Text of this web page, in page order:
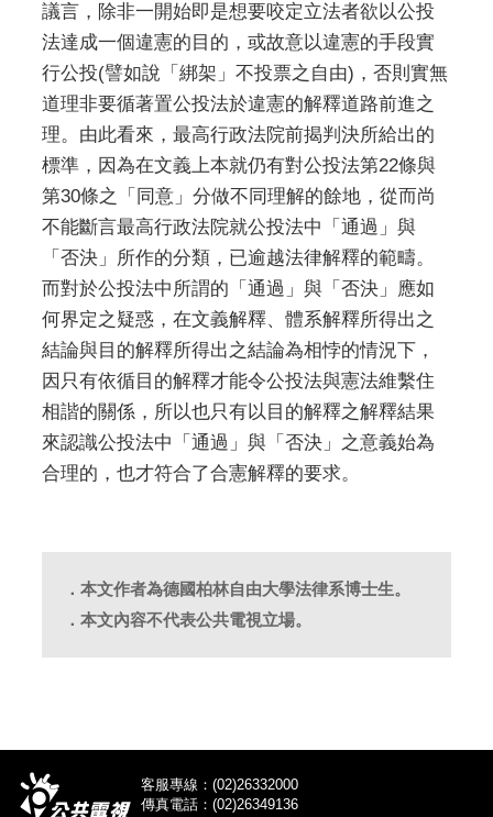
議言，除非一開始即是想要咬定立法者欲以公投
法達成一個違憲的目的，或故意以違憲的手段實
行公投(譬如說「綁架」不投票之自由)，否則實無
道理非要循著置公投法於違憲的解釋道路前進之
理。由此看來，最高行政法院前揭判決所給出的
標準，因為在文義上本就仍有對公投法第22條與
第30條之「同意」分做不同理解的餘地，從而尚
不能斷言最高行政法院就公投法中「通過」與
「否決」所作的分類，已逾越法律解釋的範疇。
而對於公投法中所謂的「通過」與「否決」應如
何界定之疑惑，在文義解釋、體系解釋所得出之
結論與目的解釋所得出之結論為相悖的情況下，
因只有依循目的解釋才能令公投法與憲法維繫住
相諧的關係，所以也只有以目的解釋之解釋結果
來認識公投法中「通過」與「否決」之意義始為
合理的，也才符合了合憲解釋的要求。
．本文作者為德國柏林自由大學法律系博士生。
．本文內容不代表公共電視立場。
客服專線：(02)26332000
傳真電話：(02)26349136